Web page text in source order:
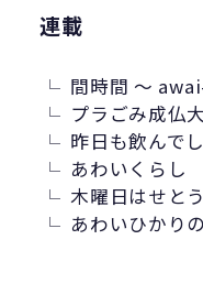
連載
間時間 ～
プラごみ成仏
昨日も飲んで
あわいくら
木曜日はせと
あわいひかり